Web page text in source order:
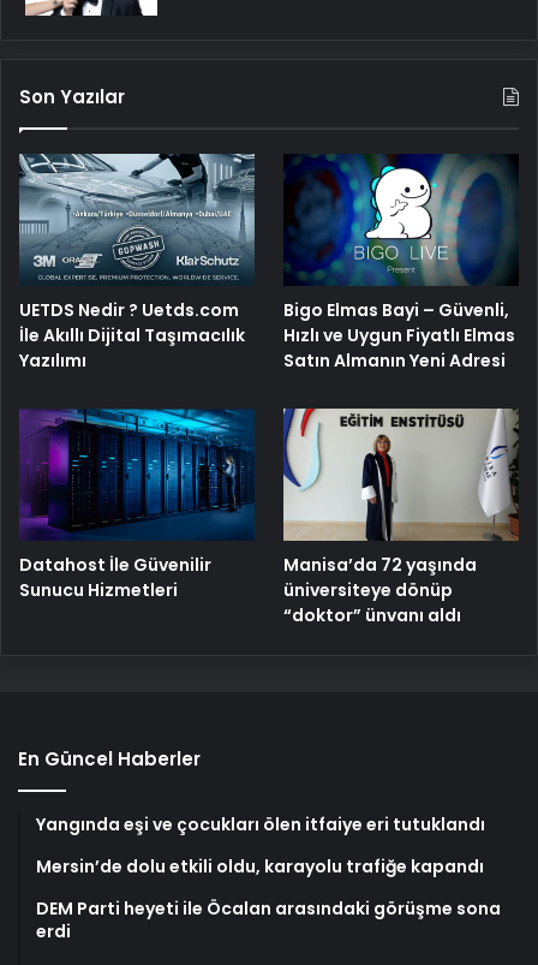
Son Yazılar
UETDS Nedir ? Uetds.com
İle Akıllı Dijital Taşımacılık
Yazılımı
Bigo Elmas Bayi – Güvenli,
Hızlı ve Uygun Fiyatlı Elmas
Satın Almanın Yeni Adresi
Datahost İle Güvenilir
Sunucu Hizmetleri
Manisa’da 72 yaşında
üniversiteye dönüp
“doktor” ünvanı aldı
En Güncel Haberler
Yangında eşi ve çocukları ölen itfaiye eri tutuklandı
Mersin’de dolu etkili oldu, karayolu trafiğe kapandı
DEM Parti heyeti ile Öcalan arasındaki görüşme sona
erdi